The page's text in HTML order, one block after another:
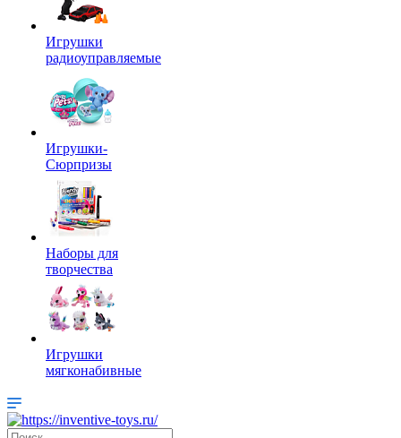
Игрушки
радиоуправляемые
Игрушки-
Сюрпризы
Наборы для
творчества
Игрушки
мягконабивные